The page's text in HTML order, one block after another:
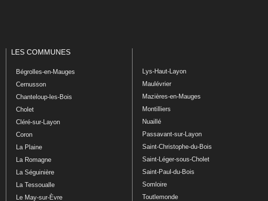
LES COMMUNES
Bégrolles-en-Mauges
Cernusson
Chanteloup-les-Bois
Cholet
Cléré-sur-Layon
Coron
La Plaine
La Romagne
La Séguinière
La Tessoualle
Le May-sur-Èvre
Lys-Haut-Layon
Maulévrier
Mazières-en-Mauges
Montilliers
Nuaillé
Passavant-sur-Layon
Saint-Christophe-du-Bois
Saint-Léger-sous-Cholet
Saint-Paul-du-Bois
Somloire
Toutlemonde